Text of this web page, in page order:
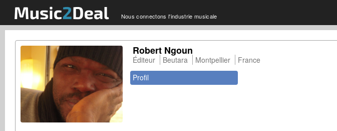
Nous connectons l'industrie musicale
Robert Ngoun
Éditeur Beutara Montpellier
France
Profil